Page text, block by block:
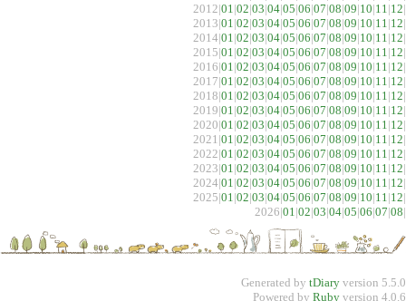
2012|01|02|03|04|05|06|07|08|09|10|11|12|
2013|01|02|03|04|05|06|07|08|09|10|11|12|
2014|01|02|03|04|05|06|07|08|09|10|11|12|
2015|01|02|03|04|05|06|07|08|09|10|11|12|
2016|01|02|03|04|05|06|07|08|09|10|11|12|
2017|01|02|03|04|05|06|07|08|09|10|11|12|
2018|01|02|03|04|05|06|07|08|09|10|11|12|
2019|01|02|03|04|05|06|07|08|09|10|11|12|
2020|01|02|03|04|05|06|07|08|09|10|11|12|
2021|01|02|03|04|05|06|07|08|09|10|11|12|
2022|01|02|03|04|05|06|07|08|09|10|11|12|
2023|01|02|03|04|05|06|07|08|09|10|11|12|
2024|01|02|03|04|05|06|07|08|09|10|11|12|
2025|01|02|03|04|05|06|07|08|09|10|11|12|
2026|01|02|03|04|05|06|07|08|
Generated by tDiary version 5.5.0
Powered by Ruby version 4.0.6